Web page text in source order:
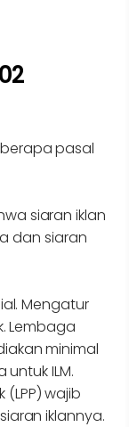
pasal
siaran iklan
dan siaran
Mengatur
Lembaga
minimal
ILM.
wajib
iklannya.